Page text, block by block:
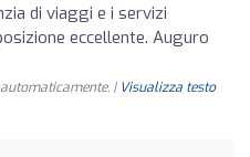
di viaggi e i servizi
eccellente. Auguro
| Visualizza testo